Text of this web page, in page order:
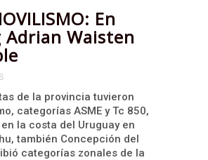
En
Waisten
de la provincia tuvieron
categorías ASME y Tc 850,
la costa del Uruguay en
también Concepción del
categorías zonales de la